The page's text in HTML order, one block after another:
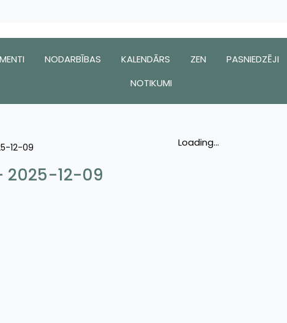
NODARBĪBAS KALENDĀRS ZEN PASNIEDZĒJI
NOTIKUMI
12-09
2025-12-09
Loading...